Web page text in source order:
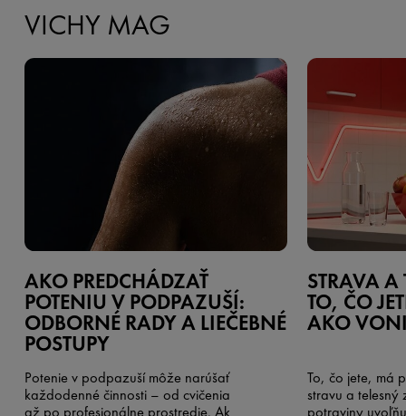
VICHY MAG
AKO PREDCHÁDZAŤ
POTENIU V PODPAZUŠÍ:
ODBORNÉ RADY A LIEČEBNÉ
POSTUPY
Potenie v podpazuší môže narúšať
každodenné činnosti – od cvičenia
až po profesionálne prostredie. Ak
STRAVA A
TO, ČO
AKO
To, čo jete, má
stravu a
potraviny